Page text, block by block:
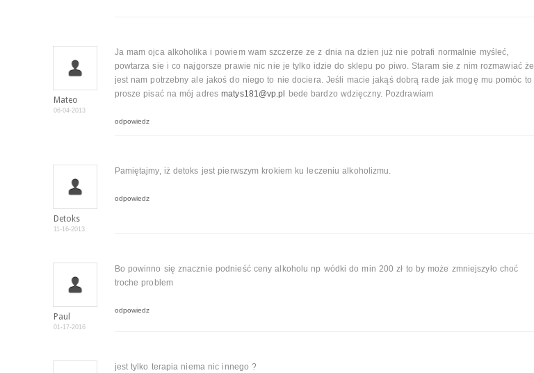
Mateo
06-04-2013
Ja mam ojca alkoholika i powiem wam szczerze ze z dnia na dzien już nie potrafi normalnie myśleć,
powtarza sie i co najgorsze prawie nic nie je tylko idzie do sklepu po piwo. Staram sie z nim rozmawiać że
jest nam potrzebny ale jakoś do niego to nie dociera. Jeśli macie jakąś dobrą rade jak mogę mu pomóc to
prosze pisać na mój adresmatys181@vp.pl bede bardzo wdzięczny. Pozdrawiam
odpowiedz
Detoks
11-16-2013
Pamiętajmy, iż detoks jest pierwszym krokiem ku leczeniu alkoholizmu.
odpowiedz
Paul
01-17-2016
Bo powinno się znacznie podnieść ceny alkoholu np wódki do min 200 zł to by może zmniejszyło choć
troche problem
odpowiedz
jest tylko terapia niema nic innego ?